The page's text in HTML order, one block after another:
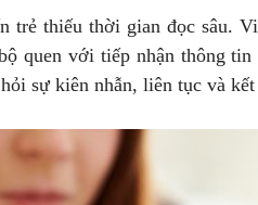
trẻ thiếu thời gian đọc sâu.
quen với tiếp nhận thông
sự kiên nhẫn, liên tục và